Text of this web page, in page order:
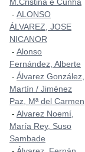
M.Cristina e Cunha
- ALONSO
ÁLVAREZ, JOSE
NICANOR
- Alonso
Fernández, Alberte
- Álvarez González,
Martín / Jiménez
Paz, Mª del Carmen
- Alvarez Noemí,
María Rey, Suso
Sambade